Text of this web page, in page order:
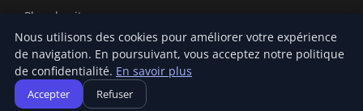
Plan du site
© 2026 Jamm Saintlouis. Tous droits réservés.
Nous utilisons des cookies pour améliorer votre expérience
de navigation. En poursuivant, vous acceptez notre politique
de confidentialité. En savoir plus
Accepter Refuser